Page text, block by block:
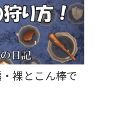
裸とこん棒で